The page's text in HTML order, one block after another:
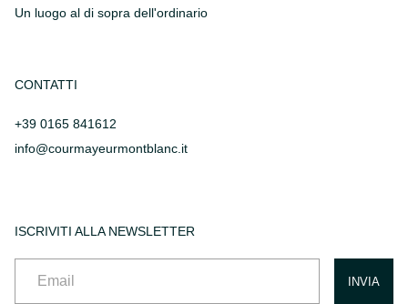
Un luogo al di sopra dell'ordinario
CONTATTI
+39 0165 841612
info@courmayeurmontblanc.it
ISCRIVITI ALLA NEWSLETTER